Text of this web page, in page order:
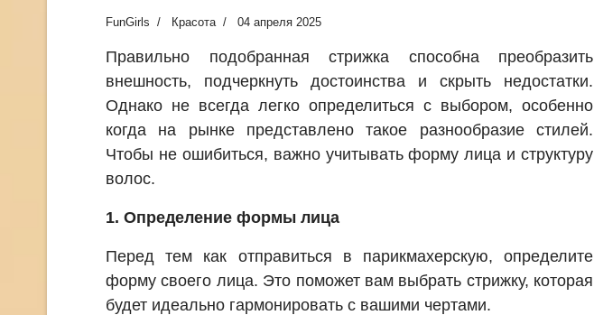
FunGirls Красота 04 апреля 2025
Правильно подобранная стрижка способна преобразить
внешность, подчеркнуть достоинства и скрыть недостатки.
Однако не всегда легко определиться с выбором, особенно
когда на рынке представлено такое разнообразие стилей.
Чтобы не ошибиться, важно учитывать форму лица и структуру
волос.
1. Определение формы лица
Перед тем как отправиться в парикмахерскую, определите
форму своего лица. Это поможет вам выбрать стрижку, которая
будет идеально гармонировать с вашими чертами.